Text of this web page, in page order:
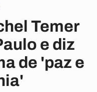
Temer
e diz
de 'paz e